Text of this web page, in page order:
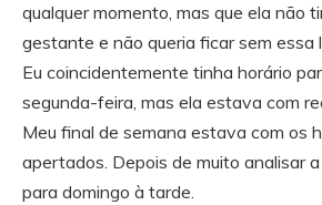
qualquer momento, mas que ela não
gestante e não queria ficar sem essa
Eu coincidentemente tinha horário
segunda-feira, mas ela estava com
Meu final de semana estava com os
apertados. Depois de muito analisar
para domingo à tarde.